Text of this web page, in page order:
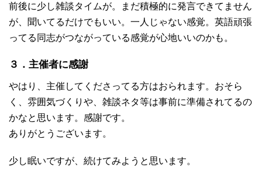
前後に少し雑談タイムが。まだ積極的に発言できてません
が、聞いてるだけでもいい。一人じゃない感覚。英語頑張
ってる同志がつながっている感覚が心地いいのかも。
３．主催者に感謝
やはり、主催してくださってる方はおられます。おそら
く、雰囲気づくりや、雑談ネタ等は事前に準備されてるの
かなと思います。感謝です。
ありがとうございます。
少し眠いですが、続けてみようと思います。